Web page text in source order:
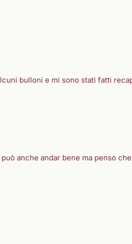
bulloni e mi sono stati fatti
anche andar bene ma penso